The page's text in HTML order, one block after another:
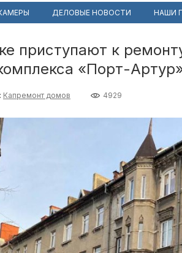
ДЕЛОВЫЕ НОВОСТИ НАШИ
приступают к
«Порт-
Капремонт домов 4929